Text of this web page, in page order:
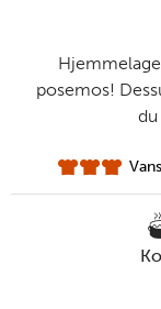
FILM
posemos!
vanskelighet